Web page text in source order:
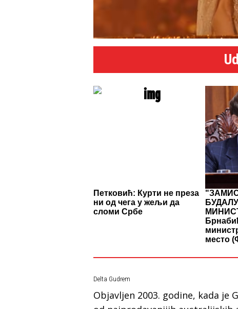
Петковић: Курти не преза
ни од чега у жељи да
сломи Србе
место
Delta Gudrem
Obјavljen 2003. godine, kada јe